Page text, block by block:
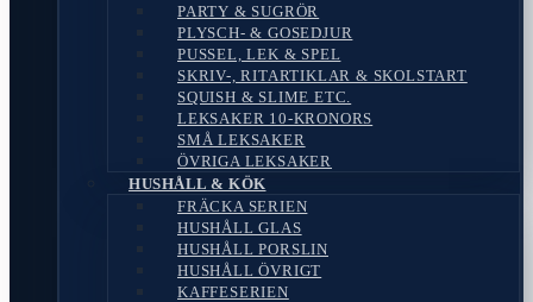
PARTY & SUGRÖR
PLYSCH- & GOSEDJUR
PUSSEL, LEK & SPEL
SKRIV-, RITARTIKLAR & SKOLSTART
SQUISH & SLIME ETC.
LEKSAKER 10-KRONORS
SMÅ LEKSAKER
ÖVRIGA LEKSAKER
HUSHÅLL & KÖK
FRÄCKA SERIEN
HUSHÅLL GLAS
HUSHÅLL PORSLIN
HUSHÅLL ÖVRIGT
KAFFESERIEN